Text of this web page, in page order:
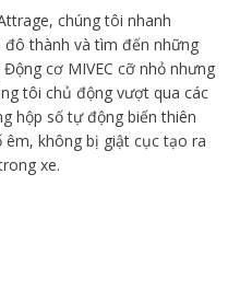
chúng tôi nhanh
thành và tìm đến những
cơ MIVEC cỡ nhỏ nhưng
tôi chủ động vượt qua các
hộp số tự động biến thiên
êm, không bị giật cục tạo ra
xe.